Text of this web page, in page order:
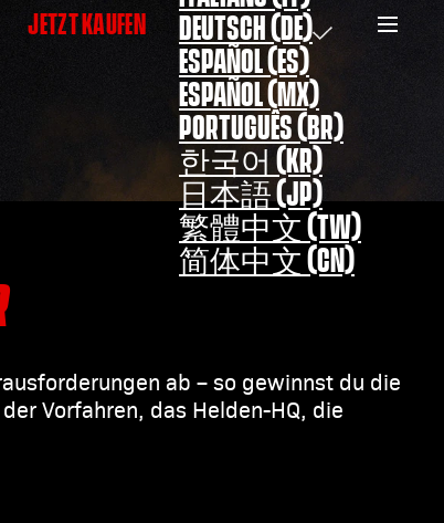
JETZT KAUFEN
DEUTSCH (DE)
ESPAÑOL (ES)
ESPAÑOL (MX)
PORTUGUÊS (BR)
한국어 (KR)
日本語 (JP)
繁體中文 (TW)
简体中文 (CN)
ab – so gewinnst du die
Vorfahren, das Helden-HQ, die